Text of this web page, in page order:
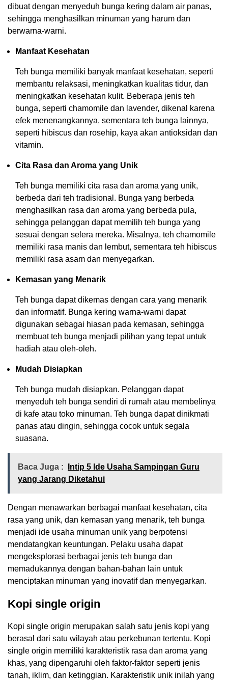
dibuat dengan menyeduh bunga kering dalam air panas,
sehingga menghasilkan minuman yang harum dan
berwarna-warni.
Manfaat Kesehatan
Teh bunga memiliki banyak manfaat kesehatan, seperti
membantu relaksasi, meningkatkan kualitas tidur, dan
meningkatkan kesehatan kulit. Beberapa jenis teh
bunga, seperti chamomile dan lavender, dikenal karena
efek menenangkannya, sementara teh bunga lainnya,
seperti hibiscus dan rosehip, kaya akan antioksidan dan
vitamin.
Cita Rasa dan Aroma yang Unik
Teh bunga memiliki cita rasa dan aroma yang unik,
berbeda dari teh tradisional. Bunga yang berbeda
menghasilkan rasa dan aroma yang berbeda pula,
sehingga pelanggan dapat memilih teh bunga yang
sesuai dengan selera mereka. Misalnya, teh chamomile
memiliki rasa manis dan lembut, sementara teh hibiscus
memiliki rasa asam dan menyegarkan.
Kemasan yang Menarik
Teh bunga dapat dikemas dengan cara yang menarik
dan informatif. Bunga kering warna-warni dapat
digunakan sebagai hiasan pada kemasan, sehingga
membuat teh bunga menjadi pilihan yang tepat untuk
hadiah atau oleh-oleh.
Mudah Disiapkan
Teh bunga mudah disiapkan. Pelanggan dapat
menyeduh teh bunga sendiri di rumah atau membelinya
di kafe atau toko minuman. Teh bunga dapat dinikmati
panas atau dingin, sehingga cocok untuk segala
suasana.
Baca Juga :
Intip 5 Ide Usaha Sampingan Guru
yang Jarang Diketahui
Dengan menawarkan berbagai manfaat kesehatan, cita
rasa yang unik, dan kemasan yang menarik, teh bunga
menjadi ide usaha minuman unik yang berpotensi
mendatangkan keuntungan. Pelaku usaha dapat
mengeksplorasi berbagai jenis teh bunga dan
memadukannya dengan bahan-bahan lain untuk
menciptakan minuman yang inovatif dan menyegarkan.
Kopi single origin
Kopi single origin merupakan salah satu jenis kopi yang
berasal dari satu wilayah atau perkebunan tertentu. Kopi
single origin memiliki karakteristik rasa dan aroma yang
khas, yang dipengaruhi oleh faktor-faktor seperti jenis
tanah, iklim, dan ketinggian. Karakteristik unik inilah yang